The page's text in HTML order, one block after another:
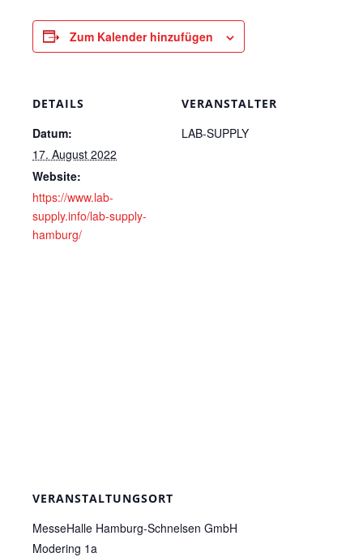
Zum Kalender hinzufügen
DETAILS
Datum:
17. August 2022
Website:
https://www.lab-
supply.info/lab-supply-
hamburg/
VERANSTALTER
LAB-SUPPLY
VERANSTALTUNGSORT
MesseHalle Hamburg-Schnelsen GmbH
Modering 1a